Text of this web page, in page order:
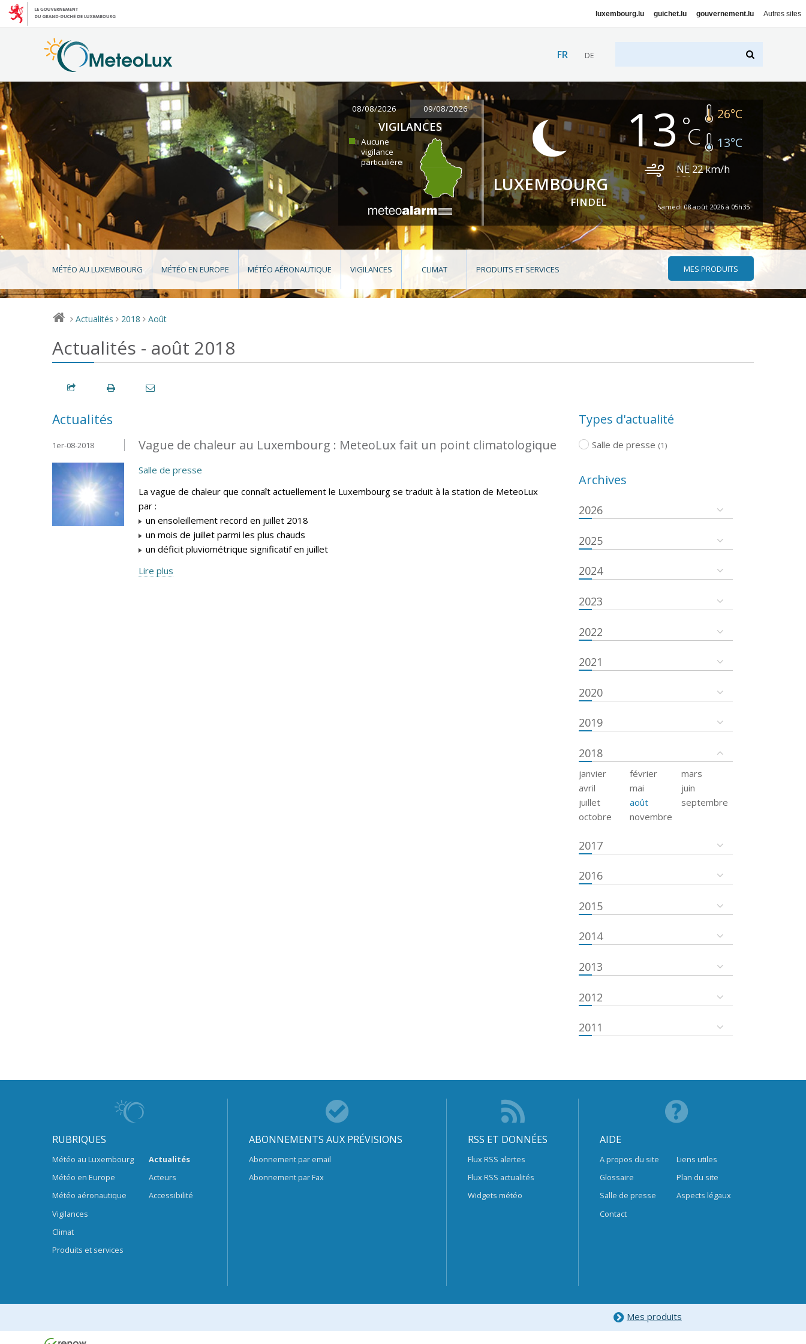
luxembourg.lu guichet.lu gouvernement.lu Autres sites
FR DE
08/08/2026 09/08/2026
VIGILANCES
Aucune
vigilance
particulière
LUXEMBOURG
FINDEL
13 26°C
13°C
NE 22km/h
Samedi 08 août 2026 à 05h35
MÉTÉO AU LUXEMBOURG MÉTÉO EN EUROPE MÉTÉO AÉRONAUTIQUE VIGILANCES CLIMAT PRODUITS ET SERVICES MES PRODUITS
> Actualités > 2018 > Août
Actualités - août 2018
Actualités
Vague de chaleur au Luxembourg : MeteoLux fait un point climatologique
1er-08-2018
Salle de presse
La vague de chaleur que connaît actuellement le Luxembourg se traduit à la station de MeteoLux
par :
un ensoleillement record en juillet 2018
un mois de juillet parmi les plus chauds
un déficit pluviométrique significatif en juillet
Lire plus
Types d'actualité
Salle de presse (1)
Archives
2026
2025
2024
2023
2022
2021
2020
2019
2018
janvier février
mars
avril
mai
juin
juillet
août
septembre
octobre
novembre
2017
2016
2015
2014
2013
2012
2011
RUBRIQUES
Météo au Luxembourg
Météo en Europe
Météo aéronautique
Vigilances
Climat
Produits et services
Actualités
Acteurs
Accessibilité
ABONNEMENTS AUX PRÉVISIONS
Abonnement par email
Abonnement par Fax
RSS ET DONNÉES
Flux RSS alertes
Flux RSS actualités
Widgets météo
AIDE
A propos du site
Glossaire
Salle de presse
Contact
Liens utiles
Plan du site
Aspects légaux
Mes produits